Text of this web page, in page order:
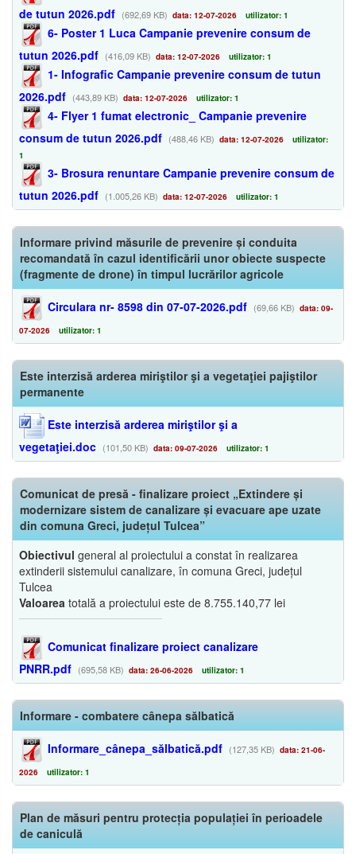
de tutun 2026.pdf (692,69 KB) data: 12-07-2026 utilizator: 1
6- Poster 1 Luca Campanie prevenire consum de
tutun 2026.pdf (416,09 KB) data: 12-07-2026 utilizator: 1
1- Infografic Campanie prevenire consum de tutun
2026.pdf (443,89 KB) data: 12-07-2026 utilizator: 1
4- Flyer 1 fumat electronic_ Campanie prevenire
consum de tutun 2026.pdf (488,46 KB) data: 12-07-2026
utilizator:
1
3- Brosura renuntare Campanie prevenire consum de
tutun 2026.pdf (1.005,26 KB) data: 12-07-2026 utilizator: 1
Informare privind măsurile de prevenire și conduita
recomandată în cazul identificării unor obiecte suspecte
(fragmente de drone) în timpul lucrărilor agricole
Circulara nr- 8598 din 07-07-2026.pdf (69,66 KB) data: 09-
07-2026 utilizator: 1
Este interzisă arderea miriştilor şi a vegetaţiei pajiştilor
permanente
Este interzisă arderea miriştilor şi a
vegetaţiei.doc (101,50 KB) data: 09-07-2026 utilizator: 1
Comunicat de presă - finalizare proiect „Extindere și
modernizare sistem de canalizare și evacuare ape uzate
din comuna Greci, județul Tulcea”
Obiectivul general al proiectului a constat în realizarea
extinderii sistemului canalizare, în comuna Greci, județul
Tulcea
Valoarea totală a proiectului este de 8.755.140,77 lei
Comunicat finalizare proiect canalizare
PNRR.pdf (695,58 KB) data: 26-06-2026 utilizator: 1
Informare - combatere cânepa sălbatică
Informare_cânepa_sălbatică.pdf (127,35 KB) data: 21-06-
2026 utilizator: 1
Plan de măsuri pentru protecția populației în perioadele
de caniculă